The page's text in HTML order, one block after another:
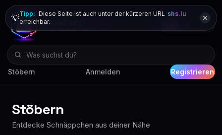
Stöbern Anmelden Registrieren
💡Tipp: Diese Seite ist auch unter der kürzeren URL shs.lu
erreichbar.
Stöbern
Entdecke Schnäppchen aus deiner Nähe